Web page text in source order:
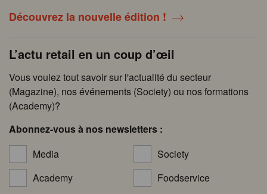
Découvrez la nouvelle édition !
L’actu retail en un coup d’œil
Vous voulez tout savoir sur l'actualité du secteur
(Magazine), nos événements (Society) ou nos formations
(Academy)?
Abonnez-vous à nos newsletters :
Media
Society
Academy
Foodservice